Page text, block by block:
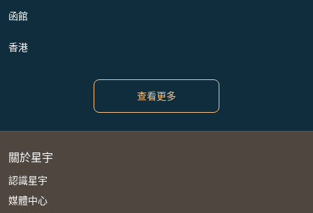
函館
香港
查看更多
關於星宇
認識星宇
媒體中心